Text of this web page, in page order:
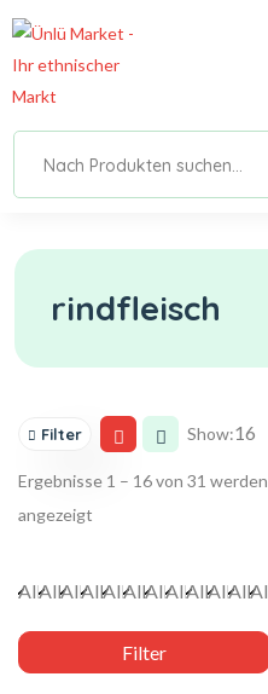
rindfleisch
Filter Show:
Ergebnisse 1 – 16 von 31 werden
angezeigt